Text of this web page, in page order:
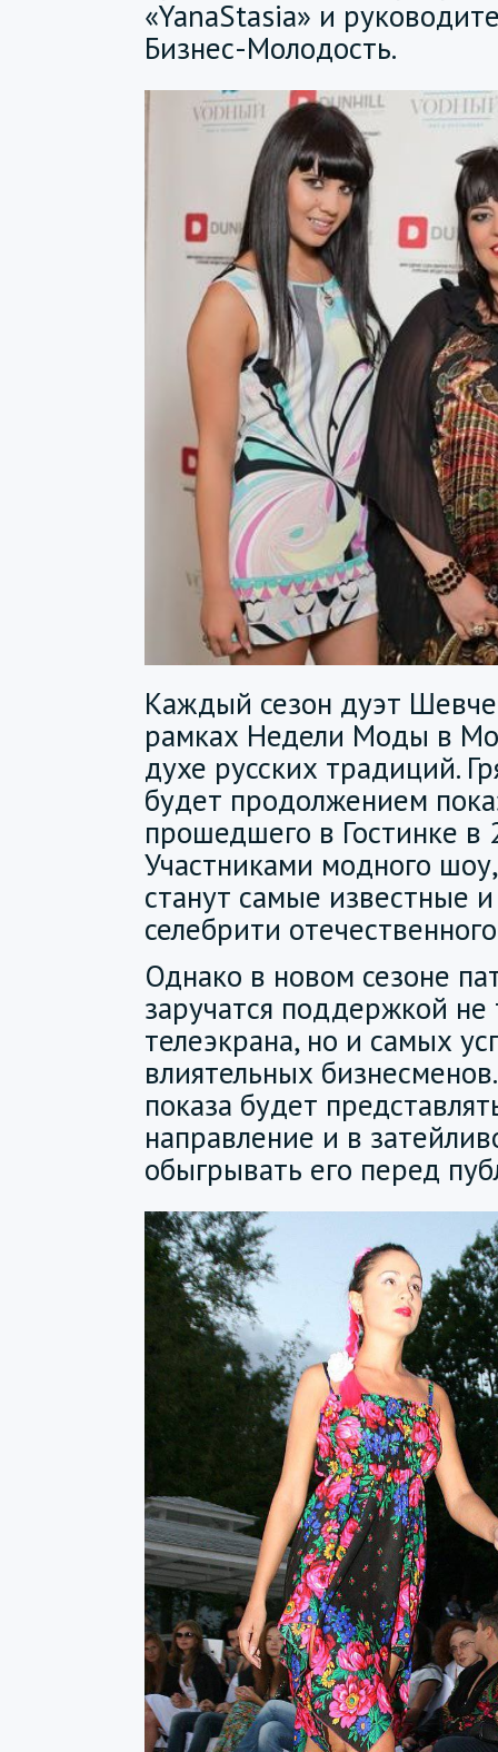
«YanaStasia» и
Бизнес-Молодость.
Каждый сезон дуэт
рамках Недели Моды в
духе русских традиций.
будет продолжением
прошедшего в Гостинке в
Участниками модного
станут самые известные
селебрити
Однако в новом сезоне
заручатся поддержкой не
телеэкрана, но и самых
влиятельных
показа будет
направление и в
обыгрывать его перед